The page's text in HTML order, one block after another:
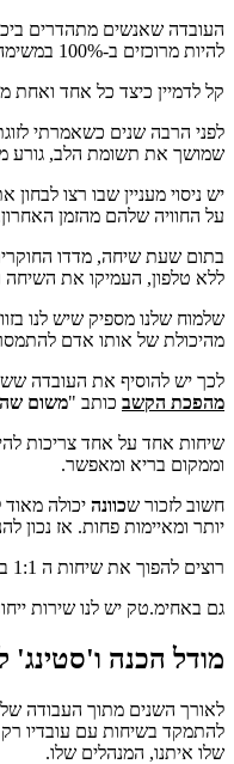
להיות מרוכזים ב-100% במשימה הנוכחית ולהעניק לה את מלוא הקשב. כך למשל קורה שמנהלים מציצים בטלפון שלהם במעט הזמן שמוקדש לשיחה עם העובד שלהם.
קל לדמיין כיצד כל אחד ואחת
לפני הרבה שנים כשאמרתי
שמושך את תשומת הלב, גורע
יש ניסוי מעניין שבו רצו
על החוויה שלהם מהזמן
בתום שעת שיחה, מדדו
ללא טלפון, העמיקו את השיחה
שלמוח שלנו מספיק שיש לנו
מהיכולת של אותו אדם
לכך יש להוסיף את העובדה
מהפכת הקשב כותב "משום
שיחות אחד על אחד צריכות
וממקום בריא ומאפשר.
חשוב לזכור שכוונה יכולה
יותר ומאיימות פחות. אז נכון
רוצים להפוך את שיחות ה 1:1 בארגון לאפקטיביות ומפתחות?
גם באחימ.טק יש לנו שירות
מודל הכנה
להתמקד בשיחות עם עובדיו
שלו איתנו, המנהלים שלו.